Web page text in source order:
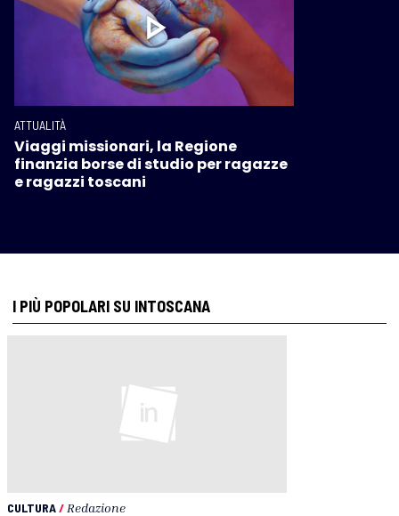
ATTUALITÀ
Viaggi missionari, la Regione
finanzia borse di studio per ragazze
e ragazzi toscani
I PIÙ POPOLARI SU INTOSCANA
CULTURA/ Redazione